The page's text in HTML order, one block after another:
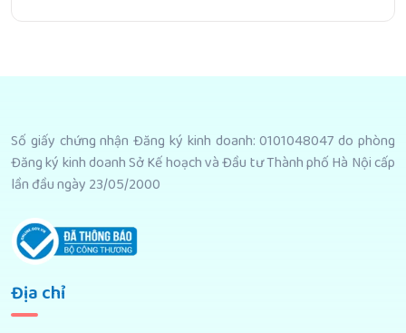
Số giấy chứng nhận Đăng ký kinh doanh: 0101048047 do phòng
Đăng ký kinh doanh Sở Kế hoạch và Đầu tư Thành phố Hà Nội cấp
lần đầu ngày 23/05/2000
Địa chỉ